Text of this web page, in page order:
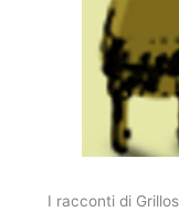
I racconti di